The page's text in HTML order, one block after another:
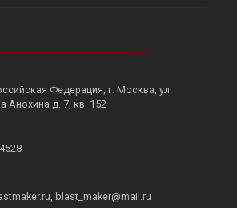
Федерация, г. Москва, ул.
Анохина д. 7, кв. 152
blast_maker@mail.ru